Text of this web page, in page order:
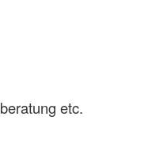
etc.